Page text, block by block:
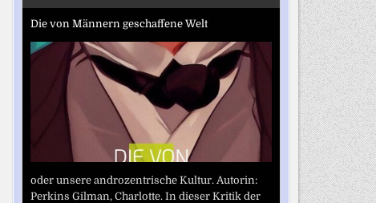
Die von Männern geschaffene Welt
oder unsere androzentrische Kultur. Autorin:
Perkins Gilman, Charlotte. In dieser Kritik der